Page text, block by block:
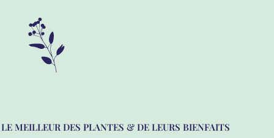
LE MEILLEUR DES PLANTES & DE LEURS BIENFAITS